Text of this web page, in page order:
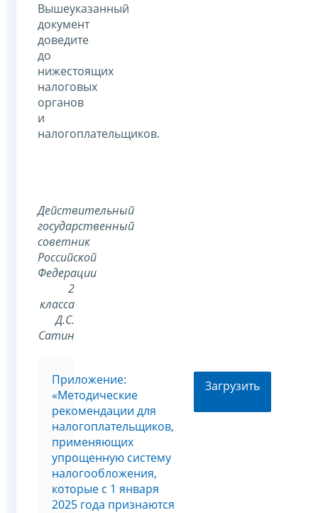
Вышеуказанный
документ
доведите
до
нижестоящих
налоговых
органов
и
налогоплательщиков.
Действительный
государственный
советник
Российской
Федерации
2
класса
Д.С.
Сатин
Приложение:
«Методические
рекомендации для
налогоплательщиков,
применяющих
упрощенную систему
налогообложения,
которые с 1 января
2025 года признаются
Загрузить